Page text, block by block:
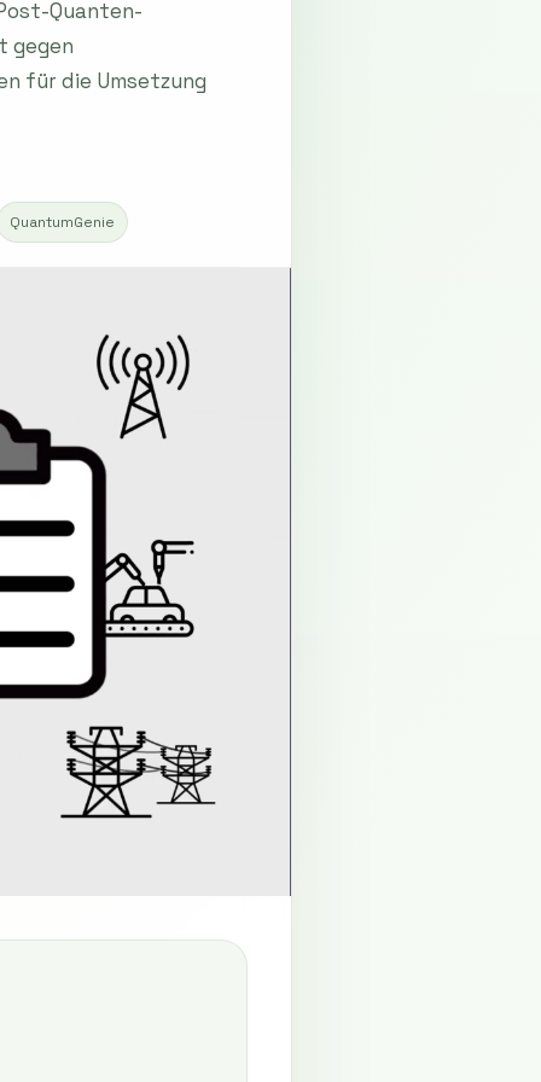
Quanten-
gegen
für die Umsetzung
QuantumGenie